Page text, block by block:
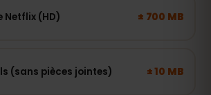
Netflix (HD) ± 700 MB
(sans pièces jointes) ± 10 MB